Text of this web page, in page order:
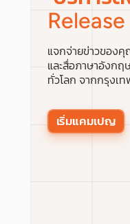
Release
แจกจ่ายข่าวของ
และสื่อภาษาอังกฤ
ทั่วโลก จากกรุงเ
เริ่มแคมเปญ